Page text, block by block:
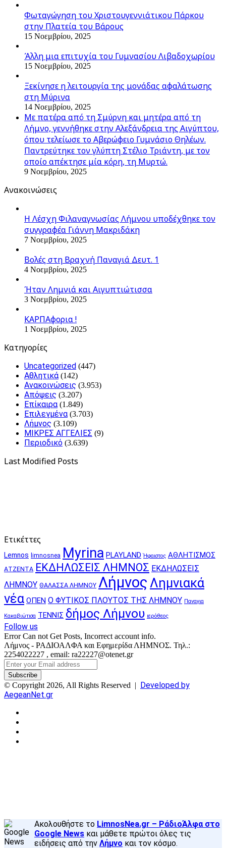
Φωταγώγηση του Χριστουγεννιάτικου Πάρκου
στην Πλατεία του Βάρους
15 Νοεμβρίου, 2025
Άλλη μια επιτυχία του Γυμνασίου Λιβαδοχωρίου
15 Νοεμβρίου, 2025
Ξεκίνησε η λειτουργία της μονάδας αφαλάτωσης
στη Μύρινα
14 Νοεμβρίου, 2025
Με πατέρα από τη Σμύρνη και μητέρα από τη
Λήμνο, γεννήθηκε στην Αλεξάνδρεια της Αιγύπτου,
όπου τελείωσε το Αβερώφειο Γυμνάσιο Θηλέων.
Παντρεύτηκε τον γλύπτη Στέλιο Τριάντη, με τον
οποίο απέκτησε μία κόρη, τη Μυρτώ.
9 Νοεμβρίου, 2025
Ανακοινώσεις
Η Λέσχη Φιλαναγνωσίας Λήμνου υποδέχθηκε τον
συγγραφέα Γιάννη Μακριδάκη
7 Νοεμβρίου, 2025
Βολές στη Βραχνή Παναγιά Δευτ. 1
4 Νοεμβρίου, 2025
Ήταν Λημνιά και Αιγυπτιώτισσα
3 Νοεμβρίου, 2025
ΚΑΡΠΑφορια !
1 Νοεμβρίου, 2025
Kατηγορίες
Uncategorized (447)
Αθλητικά (142)
Ανακοινώσεις (3.953)
Απόψεις (3.207)
Επίκαιρα (1.849)
Επιλεγμένα (3.703)
Λήμνος (3.109)
ΜΙΚΡΕΣ ΑΓΓΕΛΙΕΣ (9)
Περιοδικό (3.639)
Last Modified Posts
Ετικέττες
Lemnos limnosnea Myrina PLAYLAND Ήφαιστος ΑΘΛΗΤΙΣΜΟΣ
ΑΤΖΕΝΤΑ ΕΚΔΗΛΩΣΕΙΣ ΛΗΜΝΟΣ ΕΚΔΗΛΩΣΕΙΣ
ΛΗΜΝΟΥ ΘΑΛΑΣΣΑ ΛΗΜΝΟΥ Λήμνος Λημνιακά
νέα ΟΠΕΝ Ο ΦΥΤΙΚΟΣ ΠΛΟΥΤΟΣ ΤΗΣ ΛΗΜΝΟΥ Παναγια
Κακαβιώτισα ΤΕΝΝΙΣ δήμος Λήμνου ιερόθεος
Follow us
Error Can not Get Posts, Incorrect account info.
Λήμνος - ΡΑΔΙΟΑΛΦΑ και Εφημερίδα ΛΗΜΝΟΣ. Τηλ.:
2254022227 , email: ra22227@otenet.gr
Enter
your
Email
address
© Copyright 2026, All Rights Reserved | Developed by
AegeanNet.gr
Ακολουθήστε το LimnosNea.gr – ΡάδιοΆλφα στο
Google News και μάθετε πρώτοι όλες τις
ειδήσεις από την Λήμνο και τον κόσμο.